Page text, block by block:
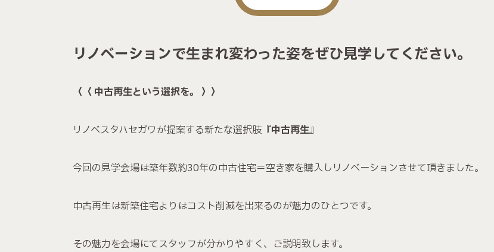
リノベーションで生まれ変わった姿をぜひ見学してください。
〈〈 中古再生という選択を。 〉〉
リノベスタハセガワが提案する新たな選択肢 『中古再生』
今回の見学会場は築年数約30年の中古住宅＝空き家を購入しリノベーションさせて頂きました。
中古再生は新築住宅よりはコスト削減を出来るのが魅力のひとつです。
その魅力を会場にてスタッフが分かりやすく、ご説明致します。